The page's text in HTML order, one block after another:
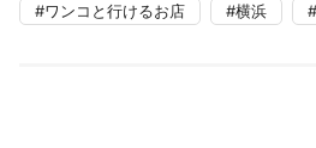
ワンコと行けるお店 横浜